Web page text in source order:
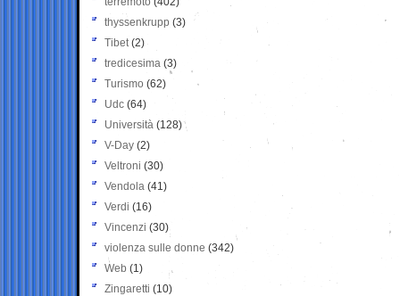
thyssenkrupp (3)
Tibet(2)
tredicesima (3)
Turismo (62)
Udc (64)
Università (128)
V-Day (2)
Veltroni (30)
Vendola (41)
Verdi (16)
Vincenzi (30)
violenza sulle donne (342)
Web (1)
Zingaretti (10)